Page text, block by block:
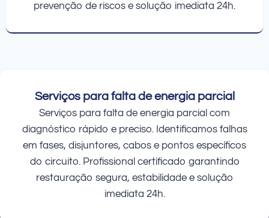
prevenção de riscos e solução imediata 24h.
Serviços para falta de energia parcial
Serviços para falta de energia parcial com
diagnóstico rápido e preciso. Identificamos falhas
em fases, disjuntores, cabos e pontos específicos
do circuito. Profissional certificado garantindo
restauração segura, estabilidade e solução
imediata 24h.